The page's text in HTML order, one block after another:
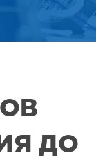
ДО